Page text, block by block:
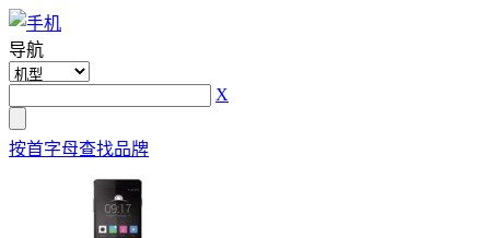
导航
X
按首字母查找品牌